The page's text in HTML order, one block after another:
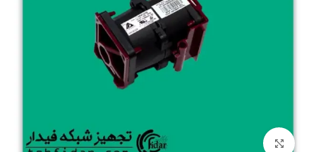
بزرگنمایی تصویر